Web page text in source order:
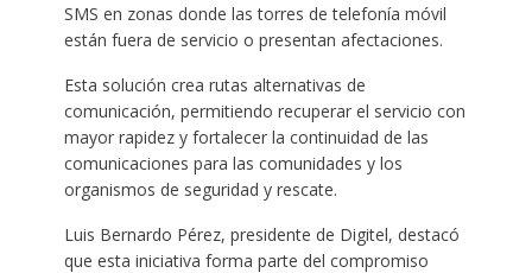
SMS en zonas donde las torres de telefonía móvil
están fuera de servicio o presentan afectaciones.
Esta solución crea rutas alternativas de
comunicación, permitiendo recuperar el servicio con
mayor rapidez y fortalecer la continuidad de las
comunicaciones para las comunidades y los
organismos de seguridad y rescate.
Luis Bernardo Pérez, presidente de Digitel, destacó
que esta iniciativa forma parte del compromiso